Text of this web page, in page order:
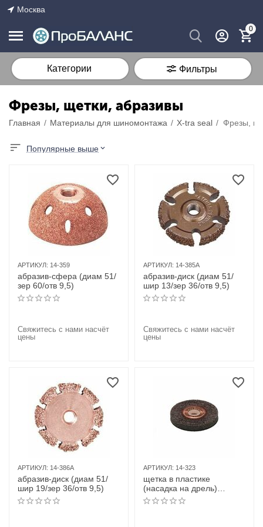
Москва
0
Категории Фильтры
Фрезы, щетки, абразивы
Главная / Материалы для шиномонтажа / X-tra seal / Фрезы,
Популярные выше
АРТИКУЛ: 14-359
абразив-сфера (диам 51/
зер 60/отв 9,5)
Свяжитесь с нами насчёт
цены
АРТИКУЛ: 14-385A
абразив-диск (диам 51/
шир 13/зер 36/отв 9,5)
Свяжитесь с нами насчёт
цены
АРТИКУЛ: 14-386A
абразив-диск (диам 51/
шир 19/зер 36/отв 9,5)
АРТИКУЛ: 14-323
щетка в пластике
(насадка на дрель)
D=51мм